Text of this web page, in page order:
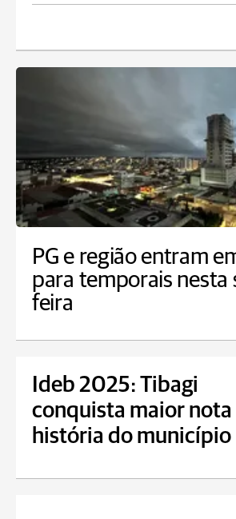
PG e região entram
para temporais nesta
feira
Ideb 2025: Tibagi
conquista maior nota
história do município